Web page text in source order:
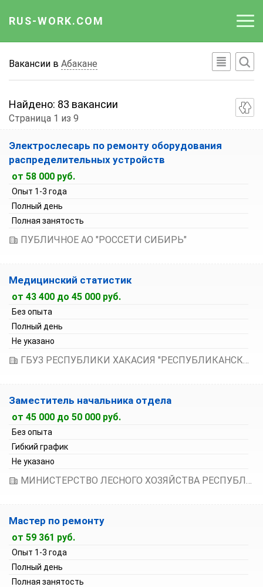
RUS-WORK.COM
Вакансии
Отрасли
Работодателю
Вакансии в Абакане
Найдено: 83 вакансии
Страница 1 из 9
По умолчанию
Зарплата по возрастанию
Зарплата по убыванию
Электрослесарь по ремонту оборудования
распределительных устройств
от 58 000 руб.
Опыт 1-3 года
Полный день
Полная занятость
ПУБЛИЧНОЕ АО "РОССЕТИ СИБИРЬ"
Медицинский статистик
от 43 400 до 45 000 руб.
Без опыта
Полный день
Не указано
ГБУЗ РЕСПУБЛИКИ ХАКАСИЯ "РЕСПУБЛИКАНСКАЯ КЛИНИЧЕСКАЯ БОЛЬНИЦА ИМЕНИ Г.Я. РЕМИШЕВСКОЙ"
Заместитель начальника отдела
от 45 000 до 50 000 руб.
Без опыта
Гибкий график
Не указано
МИНИСТЕРСТВО ЛЕСНОГО ХОЗЯЙСТВА РЕСПУБЛИКИ ХАКАСИЯ
Мастер по ремонту
от 59 361 руб.
Опыт 1-3 года
Полный день
Полная занятость